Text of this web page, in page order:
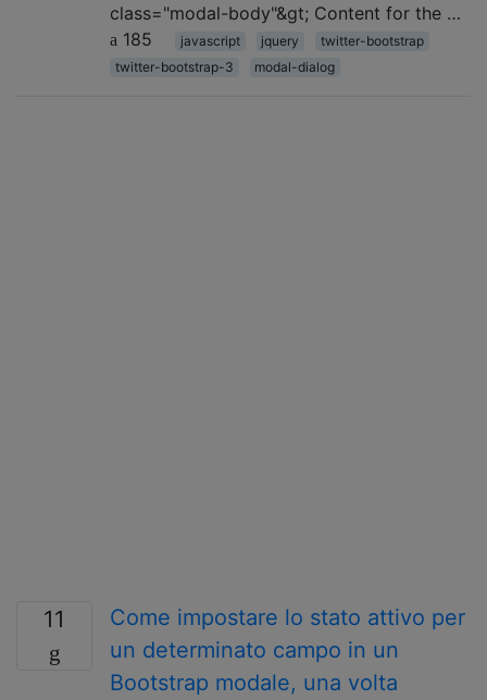
class="modal-body"&gt; Content for the …
185
javascript jquery
twitter-bootstrap
twitter-bootstrap-3
modal-dialog
11
Come impostare lo stato attivo per
un determinato campo in un
Bootstrap modale, una volta